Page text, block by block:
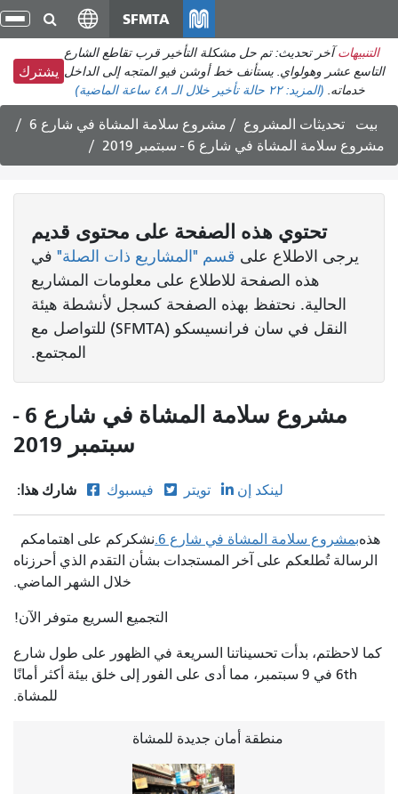
انتقل
إلى
المحتوى
الرئيسي
SFMTA
التنبيهات آخر تحديث: تم حل مشكلة التأخير قرب تقاطع الشارع
التاسع عشر وهولواي. يستأنف خط أوشن فيو المتجه إلى الداخل
خدماته. (المزيد:٢٢ حالة تأخير خلال الـ ٤٨ ساعة الماضية)
يشترك
بيت تحديثات المشروع
مشروع سلامة المشاة في شارع 6
مشروع سلامة المشاة في شارع 6 - سبتمبر 2019
تحتوي هذه الصفحة على محتوى قديم
يرجى الاطلاع على قسم "المشاريع ذات الصلة" في
هذه الصفحة للاطلاع على معلومات المشاريع
الحالية. نحتفظ بهذه الصفحة كسجل لأنشطة هيئة
النقل في سان فرانسيسكو (SFMTA) للتواصل مع
المجتمع.
مشروع سلامة المشاة في شارع 6 -
سبتمبر 2019
شارك هذا: فيسبوك تويتر لينكد إن
نشكركم على اهتمامكم بمشروع سلامة المشاة في شارع 6.هذه
الرسالة تُطلعكم على آخر المستجدات بشأن التقدم الذي أحرزناه
خلال الشهر الماضي.
التجميع السريع متوفر الآن!
كما لاحظتم، بدأت تحسيناتنا السريعة في الظهور على طول شارع
6th في 9 سبتمبر، مما أدى على الفور إلى خلق بيئة أكثر أمانًا
للمشاة.
منطقة أمان جديدة للمشاة